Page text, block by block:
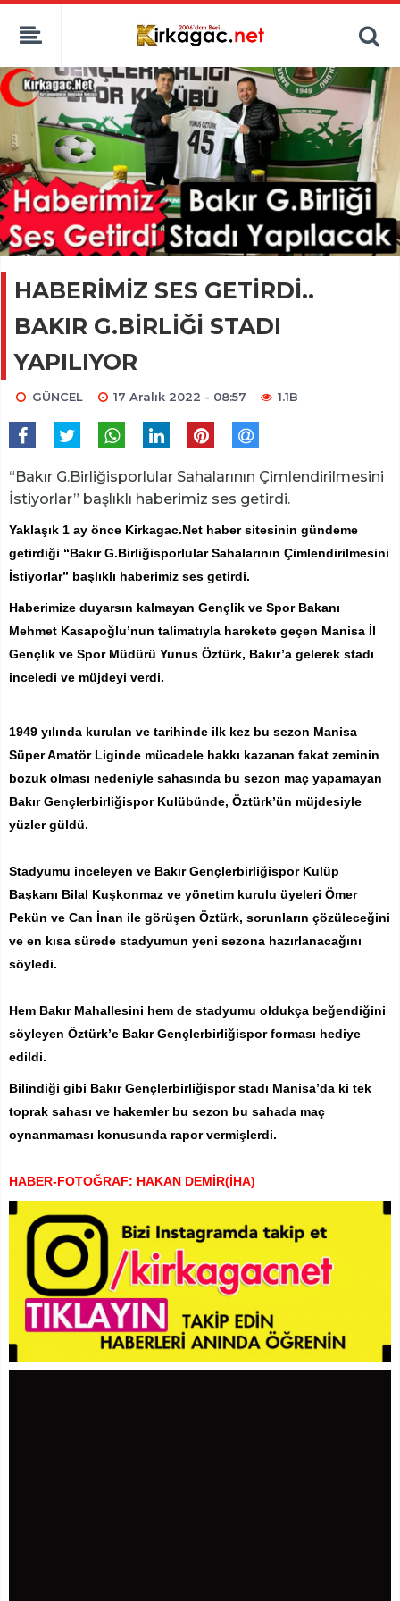
HABERİMİZ SES GETİRDİ..
BAKIR G.BİRLİĞİ STADI
YAPILIYOR
GÜNCEL 17 Aralık 2022 - 08:57 1.1B
“Bakır G.Birliğisporlular Sahalarının Çimlendirilmesini
İstiyorlar” başlıklı haberimiz ses getirdi.
Yaklaşık 1 ay önce Kirkagac.Net haber sitesinin gündeme
getirdiği “Bakır G.Birliğisporlular Sahalarının Çimlendirilmesini
İstiyorlar” başlıklı haberimiz ses getirdi.
Haberimize duyarsın kalmayan Gençlik ve Spor Bakanı
Mehmet Kasapoğlu’nun talimatıyla harekete geçen Manisa İl
Gençlik ve Spor Müdürü Yunus Öztürk, Bakır’a gelerek stadı
inceledi ve müjdeyi verdi.
1949 yılında kurulan ve tarihinde ilk kez bu sezon Manisa
Süper Amatör Liginde mücadele hakkı kazanan fakat zeminin
bozuk olması nedeniyle sahasında bu sezon maç yapamayan
Bakır Gençlerbirliğispor Kulübünde, Öztürk’ün müjdesiyle
yüzler güldü.
Stadyumu inceleyen ve Bakır Gençlerbirliğispor Kulüp
Başkanı Bilal Kuşkonmaz ve yönetim kurulu üyeleri Ömer
Pekün ve Can İnan ile görüşen Öztürk, sorunların çözüleceğini
ve en kısa sürede stadyumun yeni sezona hazırlanacağını
söyledi.
Hem Bakır Mahallesini hem de stadyumu oldukça beğendiğini
söyleyen Öztürk’e Bakır Gençlerbirliğispor forması hediye
edildi.
Bilindiği gibi Bakır Gençlerbirliğispor stadı Manisa’da ki tek
toprak sahası ve hakemler bu sezon bu sahada maç
oynanmaması konusunda rapor vermişlerdi.
HABER-FOTOĞRAF: HAKAN DEMİR(İHA)